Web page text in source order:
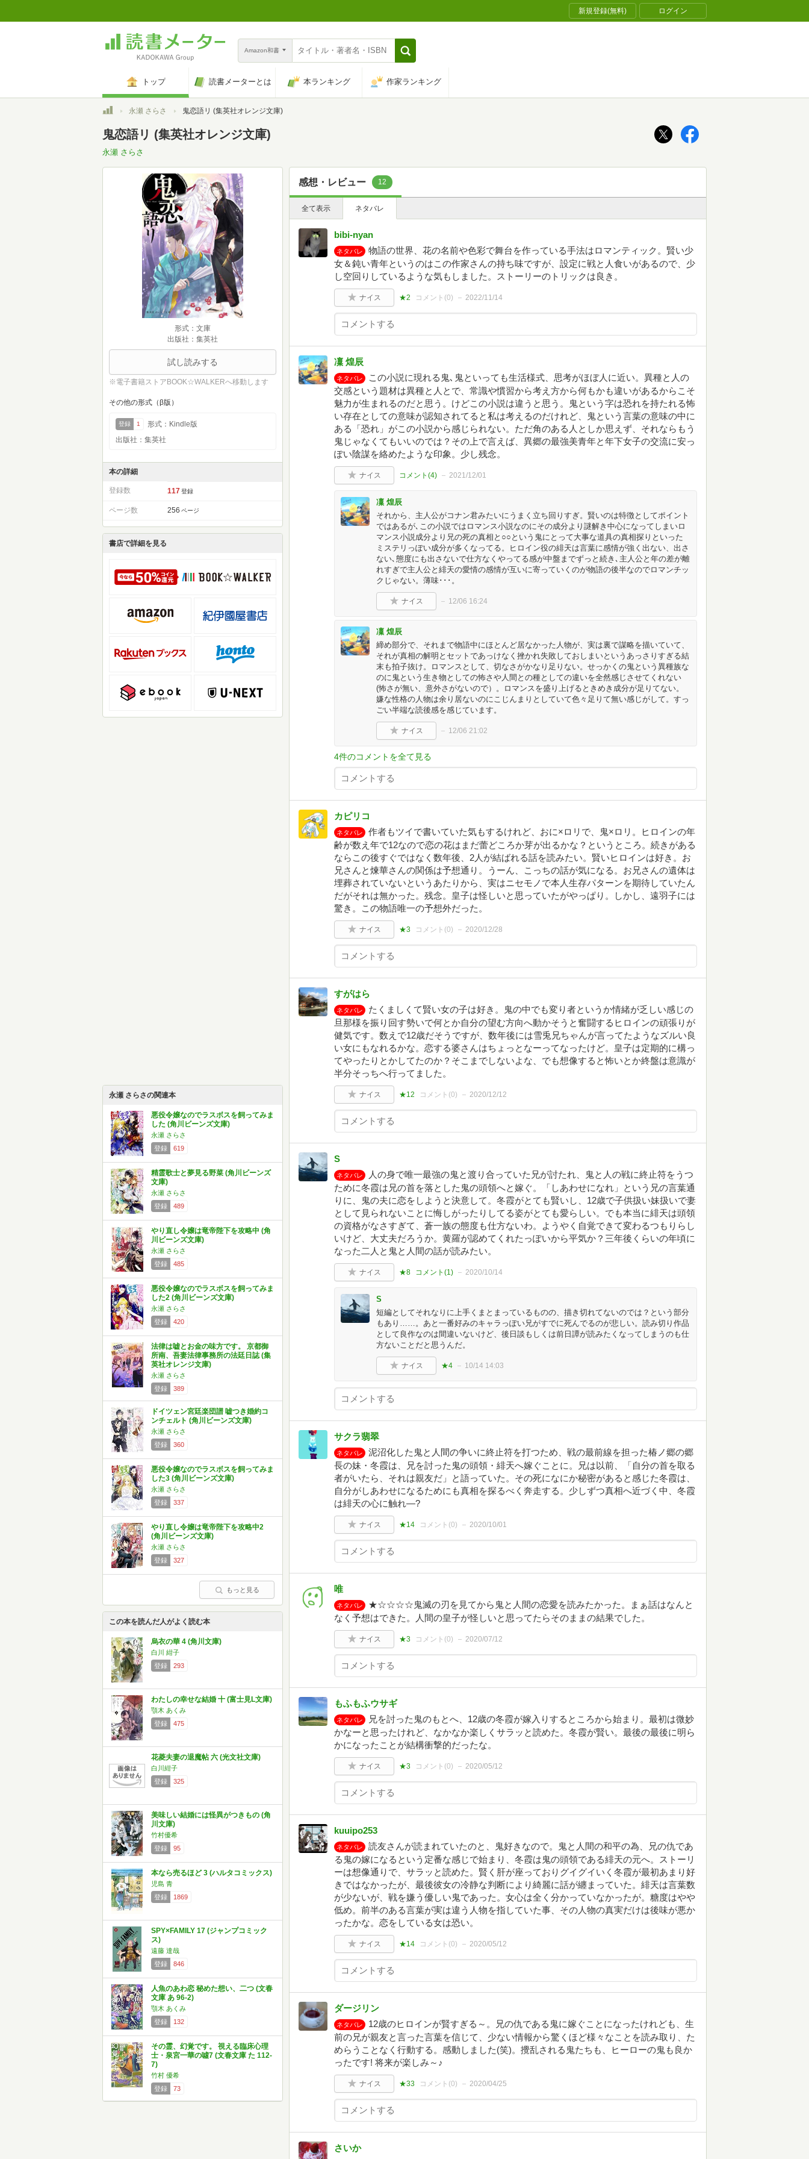
新規登録(無料) ログイン
Amazon和書
トップ 読書メーターとは 本ランキング 作家ランキング
トップ永瀬 さらさ 鬼恋語リ (集英社オレンジ文庫)
鬼恋語リ (集英社オレンジ文庫)
永瀬 さらさ
形式：文庫
出版社：集英社
試し読みする
※電子書籍ストアBOOK☆WALKERへ移動します
その他の形式（β版）
登録 1
形式：Kindle版
出版社：集英社
本の詳細
登録数 117 登録
ページ数 256 ページ
書店で詳細を見る
永瀬 さらさの関連本
悪役令嬢なのでラスボスを飼ってみま
した (角川ビーンズ文庫)
永瀬 さらさ
登録
619
精霊歌士と夢見る野菜 (角川ビーンズ
文庫)
永瀬 さらさ
登録
489
やり直し令嬢は竜帝陛下を攻略中 (角
川ビーンズ文庫)
永瀬 さらさ
登録
485
悪役令嬢なのでラスボスを飼ってみま
した2 (角川ビーンズ文庫)
永瀬 さらさ
登録
420
法律は嘘とお金の味方です。 京都御
所南、吾妻法律事務所の法廷日誌 (集
英社オレンジ文庫)
永瀬 さらさ
登録
389
ドイツェン宮廷楽団譜 嘘つき婚約コ
ンチェルト (角川ビーンズ文庫)
永瀬 さらさ
登録
360
悪役令嬢なのでラスボスを飼ってみま
した3 (角川ビーンズ文庫)
永瀬 さらさ
登録
337
やり直し令嬢は竜帝陛下を攻略中2
(角川ビーンズ文庫)
永瀬 さらさ
登録
327
もっと見る
この本を読んだ人がよく読む本
烏衣の華 4 (角川文庫)
白川 紺子
登録
293
わたしの幸せな結婚 十 (富士見L文庫)
顎木 あくみ
登録
475
花菱夫妻の退魔帖 六 (光文社文庫)
白川紺子
登録
325
美味しい結婚には怪異がつきもの (角
川文庫)
竹村優希
登録
95
本なら売るほど 3 (ハルタコミックス)
児島 青
登録
1869
SPY×FAMILY 17 (ジャンプコミック
ス)
遠藤 達哉
登録
846
人魚のあわ恋 秘めた想い、二つ (文春
文庫 あ 96-2)
顎木 あくみ
登録
132
その霊、幻覚です。 視える臨床心理
士・泉宮一華の噓7 (文春文庫 た 112-
7)
竹村 優希
登録
73
感想・レビュー 12
全て表示 ネタバレ
bibi‐nyan
ネタバレ
物語の世界、花の名前や色彩で舞台を作っている手法はロマンティック。賢い少
女＆鈍い青年というのはこの作家さんの持ち味ですが、設定に戦と人食いがあるので、少
し空回りしているような気もしました。ストーリーのトリックは良き。
ナイス ★2 コメント(0) 2022/11/14
凜 煌辰
ネタバレ
この小説に現れる鬼､鬼といっても生活様式、思考がほぼ人に近い。異種と人の
交感という題材は異種と人とで、常識や慣習から考え方から何もかも違いがあるからこそ
魅力が生まれるのだと思う。けどこの小説は違うと思う。鬼という字は恐れを持たれる怖
い存在としての意味が認知されてると私は考えるのだけれど、鬼という言葉の意味の中に
ある「恐れ」がこの小説から感じられない。ただ角のある人としか思えず、それならもう
鬼じゃなくてもいいのでは？その上で言えば、異郷の最強美青年と年下女子の交流に安っ
ぽい陰謀を絡めたような印象。少し残念。
ナイス コメント(4) 2021/12/01
凜 煌辰
それから、主人公がコナン君みたいにうまく立ち回りすぎ。賢いのは特徴としてポイント
ではあるが､この小説ではロマンス小説なのにその成分より謎解き中心になってしまいロ
マンス小説成分より兄の死の真相と○○という鬼にとって大事な道具の真相探りといった
ミステリっぽい成分が多くなってる。ヒロイン役の緋天は言葉に感情が強く出ない、出さ
ない､態度にも出さないで仕方なくやってる感が中盤までずっと続き､主人公と年の差が離
れすぎで主人公と緋天の愛情の感情が互いに寄っていくのが物語の後半なのでロマンチッ
クじゃない。薄味･･･。
ナイス 12/06 16:24
凜 煌辰
締め部分で、それまで物語中にほとんど居なかった人物が、実は裏で謀略を描いていて、
それが真相の解明とセットであっけなく挫かれ失敗しておしまいというあっさりすぎる結
末も拍子抜け。ロマンスとして、切なさがかなり足りない。せっかくの鬼という異種族な
のに鬼という生き物としての怖さや人間との種としての違いを全然感じさせてくれない
(怖さが無い、意外さがないので）。ロマンスを盛り上げるときめき成分が足りてない。
嫌な性格の人物は余り居ないのにこじんまりとしていて色々足りて無い感じがして。すっ
ごい半端な読後感を感じています。
ナイス 12/06 21:02
4件のコメントを全て見る
カピリコ
ネタバレ
作者もツイで書いていた気もするけれど、おに×ロリで、鬼×ロリ。ヒロインの年
齢が数え年で12なので恋の花はまだ蕾どころか芽が出るかな？というところ。続きがある
ならこの後すぐではなく数年後、2人が結ばれる話を読みたい。賢いヒロインは好き。お
兄さんと煉華さんの関係は予想通り。うーん、こっちの話が気になる。お兄さんの遺体は
埋葬されていないというあたりから、実はニセモノで本人生存パターンを期待していたん
だがそれは無かった。残念。皇子は怪しいと思っていたがやっぱり。しかし、遠羽子には
驚き。この物語唯一の予想外だった。
ナイス ★3 コメント(0) 2020/12/28
すがはら
ネタバレ
たくましくて賢い女の子は好き。鬼の中でも変り者というか情緒が乏しい感じの
旦那様を振り回す勢いで何とか自分の望む方向へ動かそうと奮闘するヒロインの頑張りが
健気です。数えで12歳だそうですが、数年後には雪兎兄ちゃんが言ってたようなズルい良
い女にもなれるかな。恋する婆さんはちょっとなーってなったけど。皇子は定期的に構っ
てやったりとかしてたのか？そこまでしないよな、でも想像すると怖いとか終盤は意識が
半分そっちへ行ってました。
ナイス ★12 コメント(0) 2020/12/12
S
ネタバレ
人の身で唯一最強の鬼と渡り合っていた兄が討たれ、鬼と人の戦に終止符をうつ
ために冬霞は兄の首を落とした鬼の頭領へと嫁ぐ。「しあわせになれ」という兄の言葉通
りに、鬼の夫に恋をしようと決意して。冬霞がとても賢いし、12歳で子供扱い妹扱いで妻
として見られないことに悔しがったりしてる姿がとても愛らしい。でも本当に緋天は頭領
の資格がなさすぎて、蒼一族の態度も仕方ないわ。ようやく自覚できて変わるつもりらし
いけど、大丈夫だろうか。黄羅が認めてくれたっぽいから平気か？三年後くらいの年頃に
なった二人と鬼と人間の話が読みたい。
ナイス ★8 コメント(1) 2020/10/14
S
短編としてそれなりに上手くまとまっているものの、描き切れてないのでは？という部分
もあり……。あと一番好みのキャラっぽい兄がすでに死んでるのが悲しい。読み切り作品
として良作なのは間違いないけど、後日談もしくは前日譚が読みたくなってしまうのも仕
方ないことだと思うんだ。
ナイス ★4 10/14 14:03
サクラ翡翠
ネタバレ
泥沼化した鬼と人間の争いに終止符を打つため、戦の最前線を担った椿ノ郷の郷
長の妹・冬霞は、兄を討った鬼の頭領・緋天へ嫁ぐことに。兄は以前、「自分の首を取る
者がいたら、それは親友だ」と語っていた。その死になにか秘密があると感じた冬霞は、
自分がしあわせになるためにも真相を探るべく奔走する。少しずつ真相へ近づく中、冬霞
は緋天の心に触れ―?
ナイス ★14 コメント(0) 2020/10/01
唯
ネタバレ
★☆☆☆☆鬼滅の刃を見てから鬼と人間の恋愛を読みたかった。まぁ話はなんと
なく予想はできた。人間の皇子が怪しいと思ってたらそのままの結果でした。
ナイス ★3 コメント(0) 2020/07/12
もふもふウサギ
ネタバレ
兄を討った鬼のもとへ、12歳の冬霞が嫁入りするところから始まり。最初は微妙
かなーと思ったけれど、なかなか楽しくサラッと読めた。冬霞が賢い。最後の最後に明ら
かになったことが結構衝撃的だったな。
ナイス ★3 コメント(0) 2020/05/12
kuuipo253
ネタバレ
読友さんが読まれていたのと、鬼好きなので。鬼と人間の和平の為、兄の仇であ
る鬼の嫁になるという定番な感じで始まり、冬霞は鬼の頭領である緋天の元へ。ストーリ
ーは想像通りで、サラッと読めた。賢く肝が座っておりグイグイいく冬霞が最初あまり好
きではなかったが、最後彼女の冷静な判断により綺麗に話が纏まっていた。緋天は言葉数
が少ないが、戦を嫌う優しい鬼であった。女心は全く分かっていなかったが。糖度はやや
低め。前半のある言葉が実は違う人物を指していた事、その人物の真実だけは後味が悪か
ったかな。恋をしている女は恐い。
ナイス ★14 コメント(0) 2020/05/12
ダージリン
ネタバレ
12歳のヒロインが賢すぎる～。兄の仇である鬼に嫁ぐことになったけれども、生
前の兄が親友と言った言葉を信じて、少ない情報から驚くほど様々なことを読み取り、た
めらうことなく行動する。感動しました(笑)。攪乱される鬼たちも、ヒーローの鬼も良か
ったです! 将来が楽しみ～♪
ナイス ★33 コメント(0) 2020/04/25
さいか